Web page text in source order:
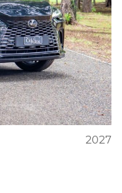
2027